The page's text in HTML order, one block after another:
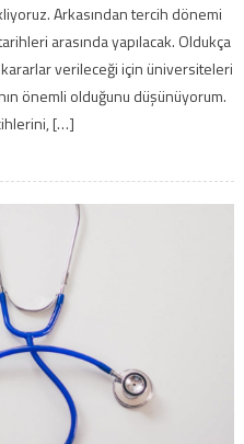
Arkasından tercih dönemi
arasında yapılacak. Oldukça
verileceği için üniversiteleri
önemli olduğunu düşünüyorum.
[…]